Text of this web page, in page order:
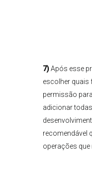
7)Após esse
escolher quais
permissão
adicionar
recomendável
operações